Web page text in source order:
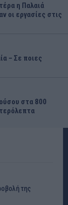
η Παλαιά
εργασίες στις
– Σε ποιες
στα 800
της